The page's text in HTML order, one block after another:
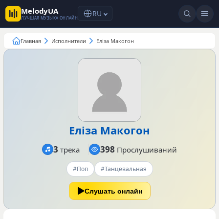
MelodyUA
ЛУЧШАЯ МУЗЫКА ОНЛАЙН RU
Главная Исполнители Еліза Макогон
Еліза Макогон
#Поп #Танцевальная
3 трека 398 Прослушиваний
Слушать онлайн